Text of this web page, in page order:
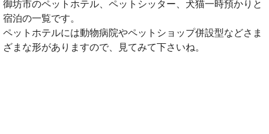
御坊市のペットホテル、ペットシッター、犬猫一時預かりと
宿泊の一覧です。
ペットホテルには動物病院やペットショップ併設型などさま
ざまな形がありますので、見てみて下さいね。